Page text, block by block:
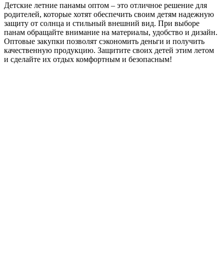
Детские летние панамы оптом – это отличное решение для
родителей, которые хотят обеспечить своим детям надежную
защиту от солнца и стильный внешний вид. При выборе
панам обращайте внимание на материалы, удобство и дизайн.
Оптовые закупки позволят сэкономить деньги и получить
качественную продукцию. Защитите своих детей этим летом
и сделайте их отдых комфортным и безопасным!